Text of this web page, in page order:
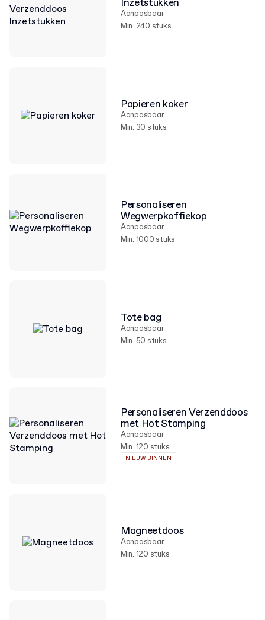
Inzetstukken
Aanpasbaar
Min. 240 stuks
Papieren koker
Aanpasbaar
Min. 30 stuks
Personaliseren
Wegwerpkoffiekop
Aanpasbaar
Min. 1000 stuks
Tote bag
Aanpasbaar
Min. 50 stuks
Personaliseren Verzenddoos
met Hot Stamping
Aanpasbaar
Min. 120 stuks
NIEUW BINNEN
Magneetdoos
Aanpasbaar
Min. 120 stuks